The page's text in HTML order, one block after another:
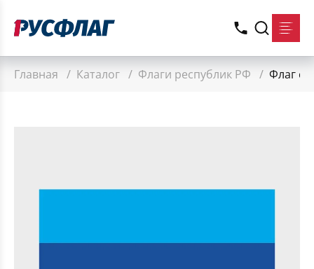
Главная / Каталог / Флаги республик РФ / Флаг